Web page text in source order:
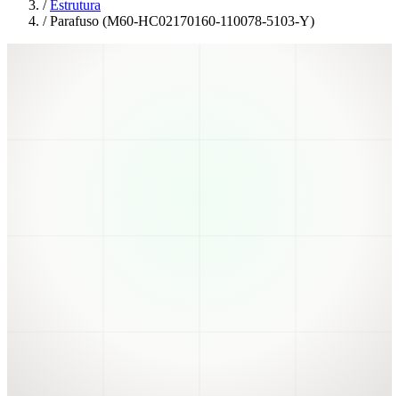
/ Estrutura
/ Parafuso (M60-HC02170160-110078-5103-Y)